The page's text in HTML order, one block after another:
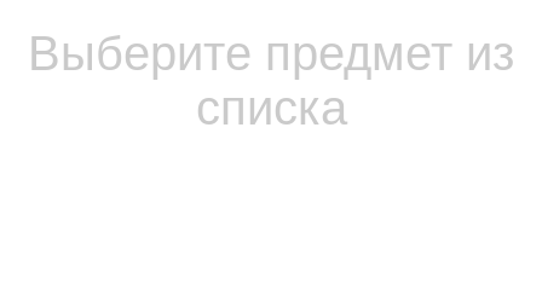
Выберите предмет из
списка